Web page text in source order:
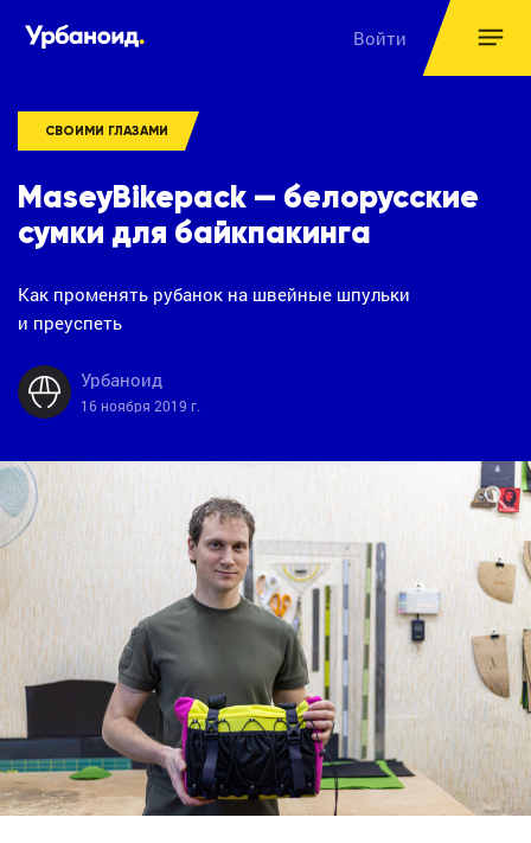
Войти
СВОИМИ ГЛАЗАМИ
MaseyBikepack — белорусские
сумки для байкпакинга
Как променять рубанок на швейные шпульки
и преуспеть
Урбаноид
16 ноября 2019 г.